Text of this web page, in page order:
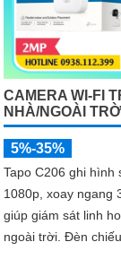
CAMERA WI-FI
NHÀ/NGOÀI
5%-35%
Tapo C206 ghi hình
1080p, xoay ngang
giúp giám sát linh
ngoài trời. Đèn chiếu sáng tích hợp